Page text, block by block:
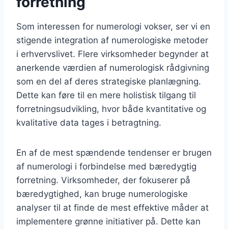
Som interessen for numerologi vokser, ser vi en
stigende integration af numerologiske metoder
i erhvervslivet. Flere virksomheder begynder at
anerkende værdien af numerologisk rådgivning
som en del af deres strategiske planlægning.
Dette kan føre til en mere holistisk tilgang til
forretningsudvikling, hvor både kvantitative og
kvalitative data tages i betragtning.
En af de mest spændende tendenser er brugen
af numerologi i forbindelse med bæredygtig
forretning. Virksomheder, der fokuserer på
bæredygtighed, kan bruge numerologiske
analyser til at finde de mest effektive måder at
implementere grønne initiativer på. Dette kan